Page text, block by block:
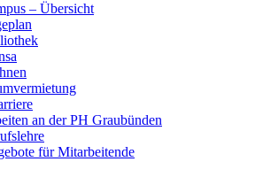
– Übersicht
an der PH Graubünden
für Mitarbeitende